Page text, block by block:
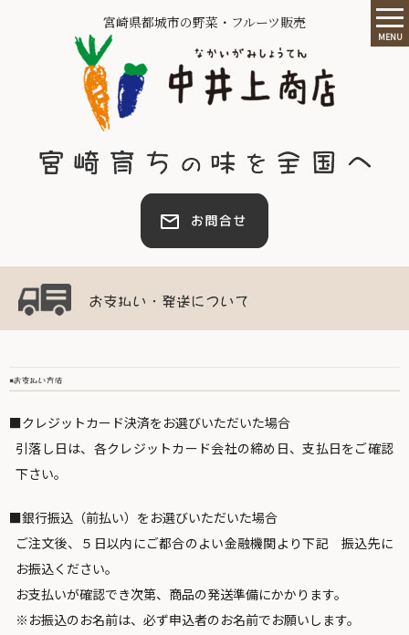
宮崎県都城市の野菜・フルーツ販売
MENU
■クレジットカード決済をお選びいただいた場合
引落し日は、各クレジットカード会社の締め日、支払日をご確認
下さい。
■銀行振込（前払い）をお選びいただいた場合
ご注文後、５日以内にご都合のよい金融機関より下記 振込先に
お振込ください。
お支払いが確認でき次第、商品の発送準備にかかります。
※お振込のお名前は、必ず申込者のお名前でお願いします。